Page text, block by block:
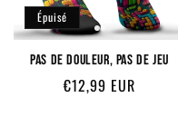
Épuisé
PAS DE DOULEUR, PAS DE JEU
Prix
€12,99 EUR